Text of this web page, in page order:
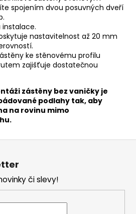
spojením dvou posuvných dveří
instalace.
nastavitelnost až 20 mm
ke stěnovému profilu
zajišťuje dostatečnou
zástěny bez vaničky je
podlahy tak, aby
na rovinu mimo
či slevy!